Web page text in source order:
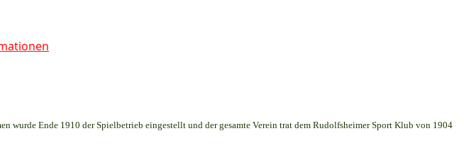
wurde Ende 1910 der Spielbetrieb eingestellt und der gesamte Verein trat dem Rudolfsheimer Sport Klub von 1904